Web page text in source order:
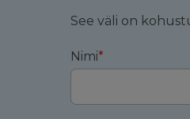
See väli on
Nimi*